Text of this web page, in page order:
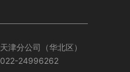
天津分公司（华北区）
022-24996262